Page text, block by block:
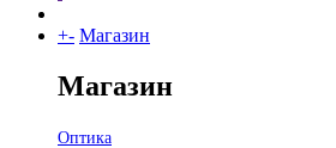
+- Магазин
Магазин
Оптика